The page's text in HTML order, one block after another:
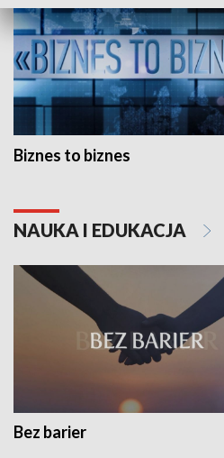
Biznes to biznes
NAUKA I EDUKACJA
Bez barier